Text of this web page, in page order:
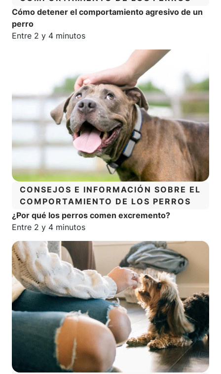
Cómo detener el comportamiento agresivo de un
perro
Tiempo estimado de lectura:
Entre 2 y 4 minutos
CATEGORÍA:
CONSEJOS E INFORMACIÓN SOBRE EL
COMPORTAMIENTO DE LOS PERROS
¿Por qué los perros comen excremento?
Tiempo estimado de lectura:
Entre 2 y 4 minutos